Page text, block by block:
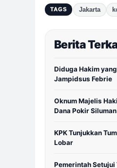
TAGS Jakarta
Berita
Diduga Hakim
Jampidsus Febrie
Oknum Majelis
Dana Pokir Siluman
KPK Tunjukkan
Lobar
Pemerintah Setujui